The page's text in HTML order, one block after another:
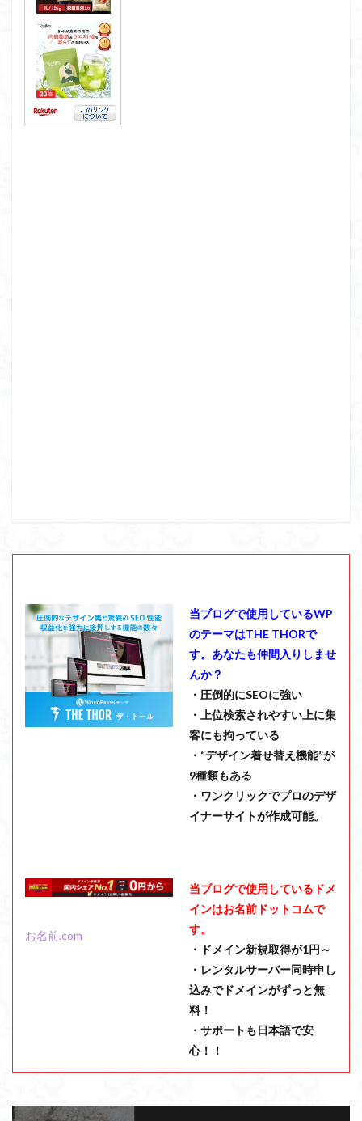
当ブログで使用しているWP
のテーマはTHE THORで
す。あなたも仲間入りしませ
んか？
・圧倒的にSEOに強い
・上位検索されやすい上に集
客にも拘っている
・“デザイン着せ替え機能”が
9種類もある
・ワンクリックでプロのデザ
イナーサイトが作成可能。
お名前.com
当ブログで使用しているドメ
インはお名前ドットコムで
す。
・ドメイン新規取得が1円～
・レンタルサーバー同時申し
込みでドメインがずっと無
料！
・サポートも日本語で安
心！！